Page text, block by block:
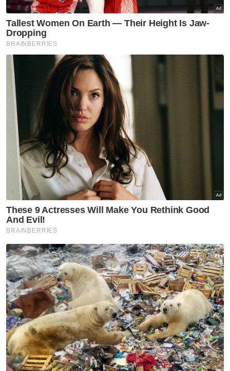
Semasa
Penerbangan mencemaskan,
penumpang didakwa cuba
Semasa
Pelajar kolej lemas ketika
mandi-manda bersama
sembilan rakan
Semasa
Ismail Sabri didakwa esok di
Mahkamah Sesyen Kuala
Lumpur